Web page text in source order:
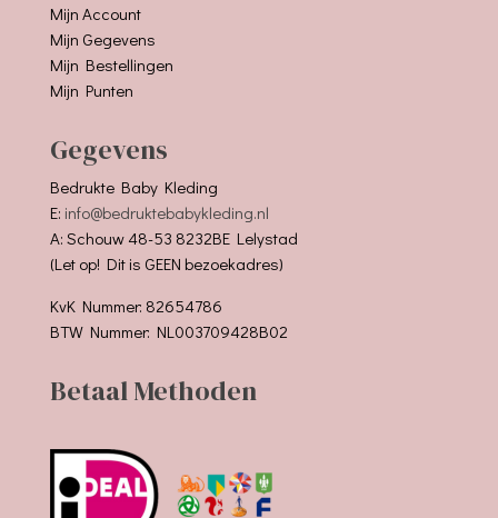
Mijn Account
Mijn Gegevens
Mijn Bestellingen
Mijn Punten
Gegevens
Bedrukte Baby Kleding
E: info@bedruktebabykleding.nl
A: Schouw 48-53 8232BE Lelystad
(Let op! Dit is GEEN bezoekadres)
KvK Nummer: 82654786
BTW Nummer: NL003709428B02
Betaal Methoden